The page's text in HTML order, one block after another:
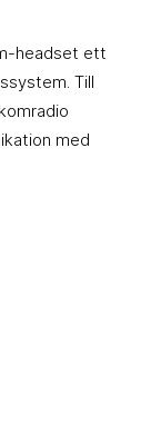
headset ett
Till
med